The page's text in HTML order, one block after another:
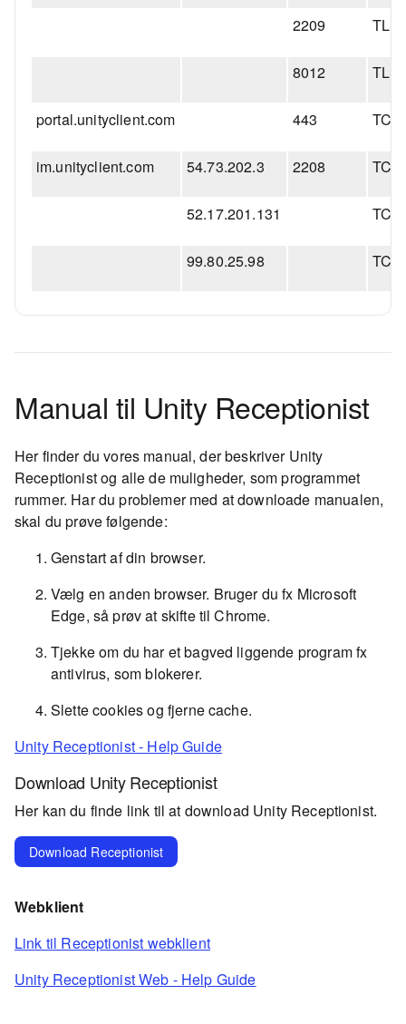
2209 TLS
8012 TLS
portal.unityclient.com 443 TCP
im.unityclient.com 54.73.202.3 2208 TCP
52.17.201.131 TCP
99.80.25.98 TCP
Manual til Unity Receptionist
Her finder du vores manual, der beskriver Unity
Receptionist og alle de muligheder, som programmet
rummer. Har du problemer med at downloade manualen,
skal du prøve følgende:
Genstart af din browser.
Vælg en anden browser. Bruger du fx Microsoft
Edge, så prøv at skifte til Chrome.
Tjekke om du har et bagved liggende program fx
antivirus, som blokerer.
Slette cookies og fjerne cache.
Unity Receptionist - Help Guide
Download Unity Receptionist
Her kan du finde link til at download Unity Receptionist.
Download Receptionist
Webklient
Link til Receptionist webklient
Unity Receptionist Web - Help Guide